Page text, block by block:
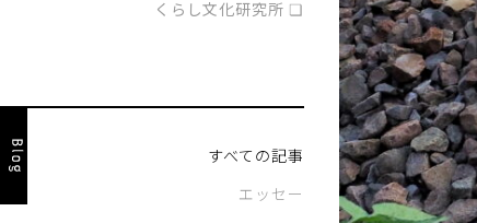
くらし文化研究所 ❏
すべての記事
エッセー